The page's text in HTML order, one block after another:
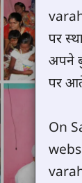
पर
अपने
पर
On